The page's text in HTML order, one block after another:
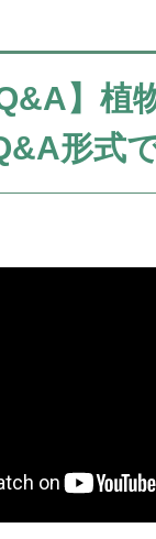
】植
形式